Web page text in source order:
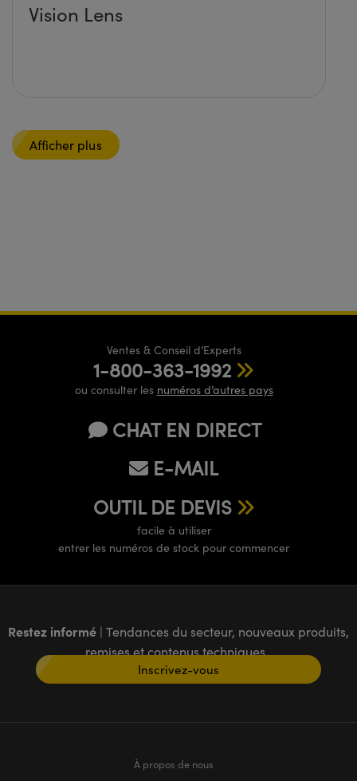
Vision Lens
Afficher plus
Ventes & Conseil d’Experts
1-800-363-1992
ou consulter les numéros d’autres pays
CHAT EN DIRECT
E-MAIL
OUTIL DE DEVIS
facile à utiliser
entrer les numéros de stock pour commencer
Restez informé | Tendances du secteur, nouveaux produits,
remises et contenus techniques
Inscrivez-vous
À propos de nous